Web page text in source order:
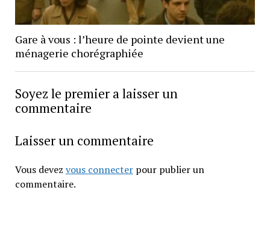
Gare à vous : l’heure de pointe devient une
ménagerie chorégraphiée
Soyez le premier a laisser un
commentaire
Laisser un commentaire
Vous devez vous connecterpour publier un
commentaire.